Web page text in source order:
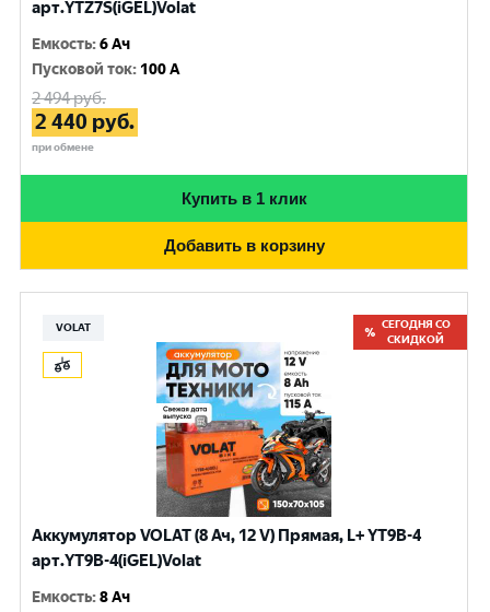
арт.YTZ7S(iGEL)Volat
Емкость:6 Ач
Пусковой ток: 100 A
2 494руб.
2 440 руб.
при обмене
Купить в 1 клик
Добавить в корзину
VOLAT
СЕГОДНЯ СО
СКИДКОЙ
Аккумулятор VOLAT (8 Ач, 12 V) Прямая, L+ YT9B-4
арт.YT9B-4(iGEL)Volat
Емкость:8 Ач